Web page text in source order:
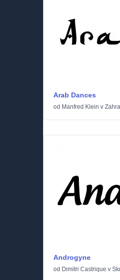
Arab Dances
od Manfred Klein v
Androgyne
od Dimitri Castrique v